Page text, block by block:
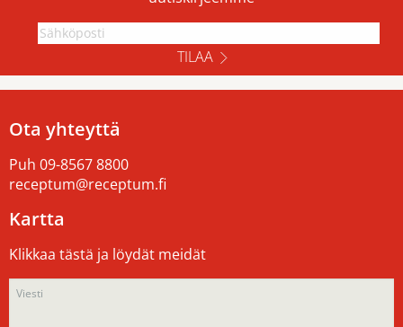
TILAA
Ota yhteyttä
Puh 09-8567 8800
receptum@receptum.fi
Kartta
Klikkaa tästä ja löydät meidät